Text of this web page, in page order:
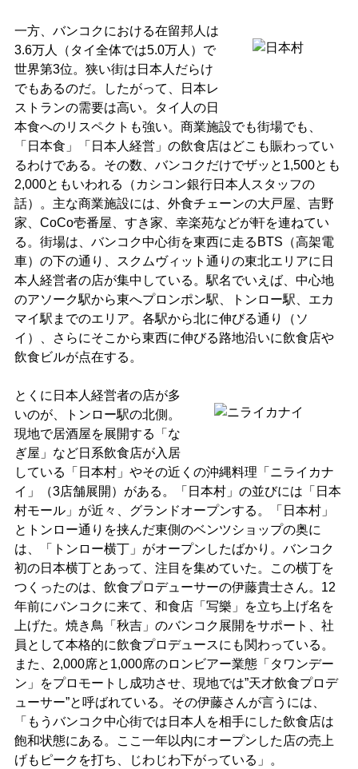
一方、バンコクにおける在留邦人は
3.6万人（タイ全体では5.0万人）で
世界第3位。狭い街は日本人だらけ
でもあるのだ。したがって、日本レ
ストランの需要は高い。タイ人の日
本食へのリスペクトも強い。商業施設でも街場でも、
「日本食」「日本人経営」の飲食店はどこも賑わってい
るわけである。その数、バンコクだけでザッと1,500とも
2,000ともいわれる（カシコン銀行日本人スタッフの
話）。主な商業施設には、外食チェーンの大戸屋、吉野
家、CoCo壱番屋、すき家、幸楽苑などが軒を連ねてい
る。街場は、バンコク中心街を東西に走るBTS（高架電
車）の下の通り、スクムヴィット通りの東北エリアに日
本人経営者の店が集中している。駅名でいえば、中心地
のアソーク駅から東へプロンポン駅、トンロー駅、エカ
マイ駅までのエリア。各駅から北に伸びる通り（ソ
イ）、さらにそこから東西に伸びる路地沿いに飲食店や
飲食ビルが点在する。
とくに日本人経営者の店が多
いのが、トンロー駅の北側。
現地で居酒屋を展開する「な
ぎ屋」など日系飲食店が入居
している「日本村」やその近くの沖縄料理「ニライカナ
イ」（3店舗展開）がある。「日本村」の並びには「日本
村モール」が近々、グランドオープンする。「日本村」
とトンロー通りを挟んだ東側のベンツショップの奥に
は、「トンロー横丁」がオープンしたばかり。バンコク
初の日本横丁とあって、注目を集めていた。この横丁を
つくったのは、飲食プロデューサーの伊藤貴士さん。12
年前にバンコクに来て、和食店「写樂」を立ち上げ名を
上げた。焼き鳥「秋吉」のバンコク展開をサポート、社
員として本格的に飲食プロデュースにも関わっている。
また、2,000席と1,000席のロンビアー業態「タワンデー
ン」をプロモートし成功させ、現地では”天才飲食プロデ
ューサー”と呼ばれている。その伊藤さんが言うには、
「もうバンコク中心街では日本人を相手にした飲食店は
飽和状態にある。ここ一年以内にオープンした店の売上
げもピークを打ち、じわじわ下がっている」。